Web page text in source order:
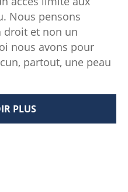
Nous pensons
droit et non un
nous avons pour
partout, une peau
PLUSDE LA PEAU POUR